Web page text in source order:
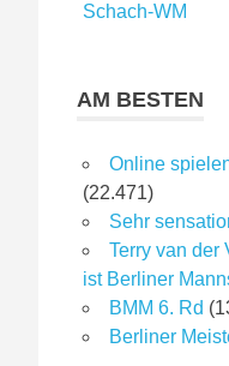
Schach-WM
AM BESTEN
Online
(22.471)
Sehr
Terry van der
ist Berliner
BMM 6. Rd
Berliner